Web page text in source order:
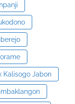
Kalisogo Jabon